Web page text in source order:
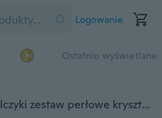
Logowanie
Ostatnio wyświetlane
12 par kwiatowe damskie kolczyki zestaw perłowe kryształowe kolczyki sztyfty Boho geometryczne kolczyki z frędzlami dla kobiet 2020 biżuteria prezent